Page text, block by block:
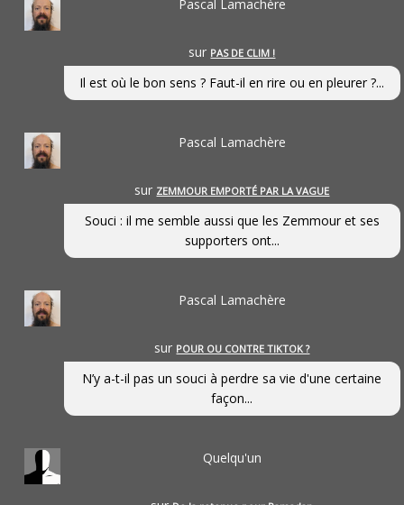
Pascal Lamachère
sur PAS DE CLIM !
Il est où le bon sens ? Faut-il en rire ou en pleurer ?...
Pascal Lamachère
sur ZEMMOUR EMPORTÉ PAR LA VAGUE
Souci : il me semble aussi que les Zemmour et ses
supporters ont...
Pascal Lamachère
sur POUR OU CONTRE TIKTOK ?
N’y a-t-il pas un souci à perdre sa vie d'une certaine
façon...
Quelqu'un